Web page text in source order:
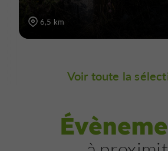
6,5 km
Voir toute la